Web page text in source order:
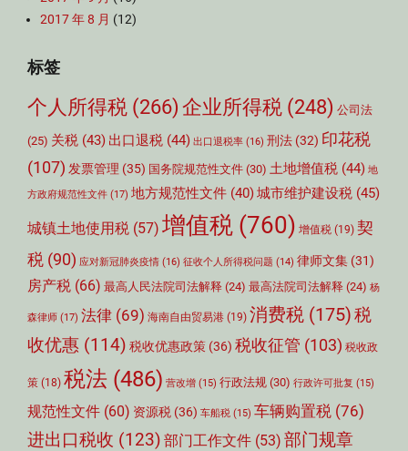
2017 年 8 月 (12)
标签
个人所得税 (266) 企业所得税 (248) 公司法
(25) 关税 (43) 出口退税 (44) 出口退税率 (16) 刑法 (32) 印花税
(107) 发票管理 (35) 国务院规范性文件 (30) 土地增值税 (44) 地
方政府规范性文件 (17) 地方规范性文件 (40)城市维护建设税 (45)
城镇土地使用税 (57) 增值税 (760) 增值税 (19) 契
税 (90) 应对新冠肺炎疫情 (16) 征收个人所得税问题 (14) 律师文集 (31)
房产税 (66) 最高人民法院司法解释 (24) 最高法院司法解释 (24) 杨
森律师 (17) 法律 (69) 海南自由贸易港 (19) 消费税 (175)税
收优惠 (114) 税收优惠政策 (36) 税收征管 (103) 税收政
策 (18) 税法 (486) 营改增 (15) 行政法规 (30) 行政许可批复 (15)
规范性文件 (60) 资源税 (36) 车船税 (15) 车辆购置税 (76)
进出口税收 (123) 部门工作文件 (53) 部门规章